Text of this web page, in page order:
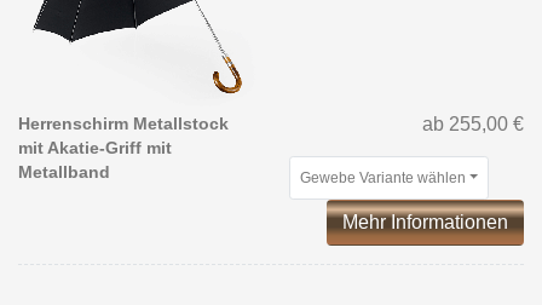
Herrenschirm Metallstock
mit Akatie-Griff mit
Metallband
ab 255,00 €
Gewebe Variante wählen
Mehr Informationen